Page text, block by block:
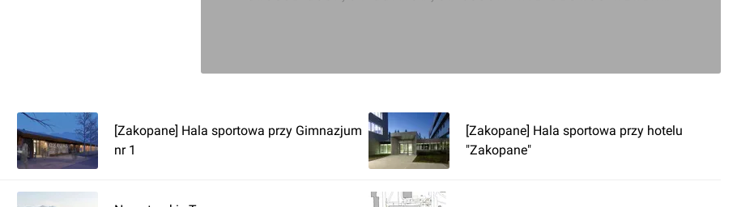
[Zakopane] Hala sportowa przy Gimnazjum
nr 1
[Zakopane] Hala sportowa przy hotelu
"Zakopane"